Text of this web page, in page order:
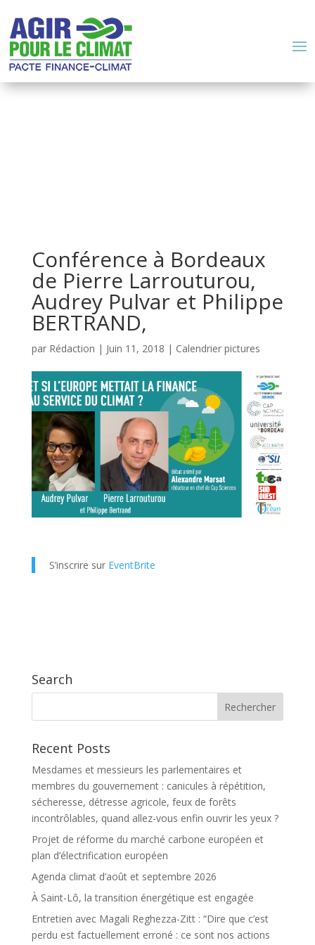
Conférence à Bordeaux
de Pierre Larrouturou,
Audrey Pulvar et Philippe
BERTRAND,
par Rédaction | Juin 11, 2018 | Calendrier pictures
S’inscrire sur EventBrite
Search
Recent Posts
Mesdames et messieurs les parlementaires et
membres du gouvernement : canicules à répétition,
sécheresse, détresse agricole, feux de forêts
incontrôlables, quand allez-vous enfin ouvrir les yeux ?
Projet de réforme du marché carbone européen et
plan d’électrification européen
Agenda climat d’août et septembre 2026
À Saint-Lô, la transition énergétique est engagée
Entretien avec Magali Reghezza-Zitt : “Dire que c’est
perdu est factuellement erroné : ce sont nos actions